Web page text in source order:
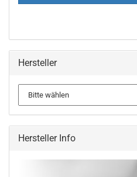
Hersteller
Hersteller Info